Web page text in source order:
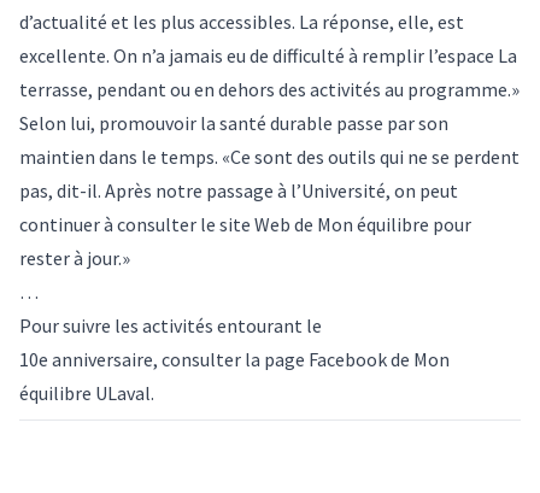
d’actualité et les plus accessibles. La réponse, elle, est
excellente. On n’a jamais eu de difficulté à remplir l’espace La
terrasse, pendant ou en dehors des activités au programme.»
Selon lui, promouvoir la santé durable passe par son
maintien dans le temps. «Ce sont des outils qui ne se perdent
pas, dit-il. Après notre passage à l’Université, on peut
continuer à consulter le site Web de Mon équilibre pour
rester à jour.»
…
Pour suivre les activités entourant le
10e anniversaire, consulter la page Facebook de Mon
équilibre ULaval.